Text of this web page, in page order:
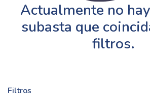
Filtros
Actualmente no
subasta que
filtros.